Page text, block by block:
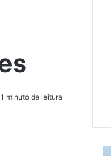
1 minuto de leitura